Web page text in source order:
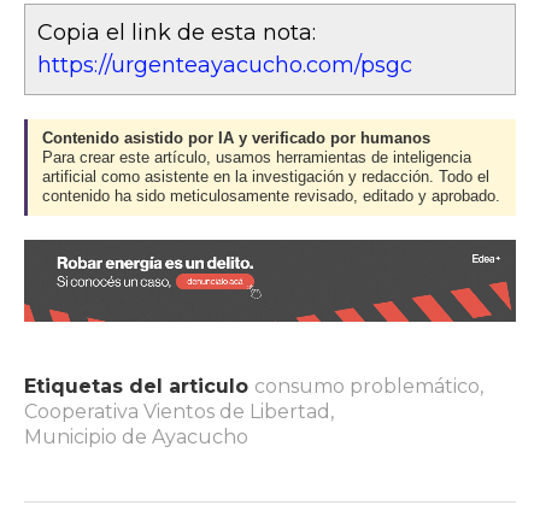
Copia el link de esta nota:
https://urgenteayacucho.com/psgc
Contenido asistido por IA y verificado por humanos
Para crear este artículo, usamos herramientas de inteligencia
artificial como asistente en la investigación y redacción. Todo el
contenido ha sido meticulosamente revisado, editado y aprobado.
Etiquetas del articulo consumo problemático,
Cooperativa Vientos de Libertad ,
Municipio de Ayacucho